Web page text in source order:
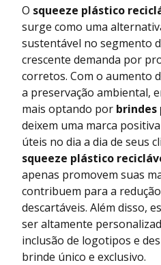
O squeeze plástico
surge como uma
sustentável no segmento
crescente demanda por
corretos. Com o aumento
a preservação ambiental,
mais optando por brindes
deixem uma marca
úteis no dia a dia de seus
squeeze plástico
apenas promovem suas
contribuem para a
descartáveis. Além disso,
ser altamente
inclusão de logotipos e
brinde único e exclusivo.